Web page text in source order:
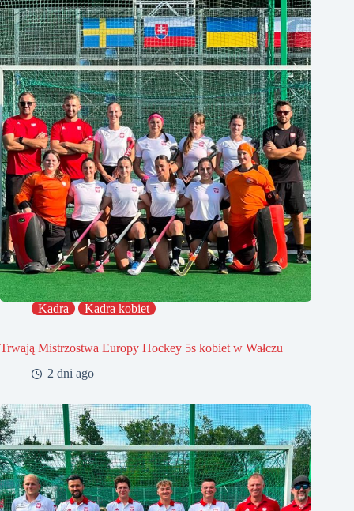
Kadra Kadra kobiet
Trwają Mistrzostwa Europy Hockey 5s kobiet w Wałczu
2 dni ago